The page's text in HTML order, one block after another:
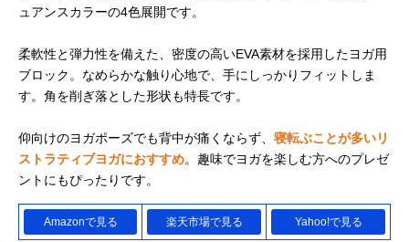
ュアンスカラーの4色展開です。
柔軟性と弾力性を備えた、密度の高いEVA素材を採用したヨガ用
ブロック。なめらかな触り心地で、手にしっかりフィットしま
す。角を削ぎ落とした形状も特長です。
仰向けのヨガポーズでも背中が痛くならず、 寝転ぶことが多いリ
ストラティブヨガにおすすめ。趣味でヨガを楽しむ方へのプレゼ
ントにもぴったりです。
Amazonで見る 楽天市場で見る Yahoo!で見る